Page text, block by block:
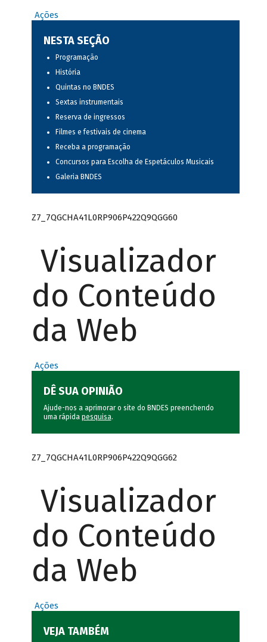
Ações
NESTA SEÇÃO
Programação
História
Quintas no BNDES
Sextas instrumentais
Reserva de ingressos
Filmes e festivais de cinema
Receba a programação
Concursos para Escolha de Espetáculos Musicais
Galeria BNDES
Z7_7QGCHA41L0RP906P422Q9QGG60
Visualizador
do Conteúdo
da Web
Ações
DÊ SUA OPINIÃO
Ajude-nos a aprimorar o site do BNDES preenchendo
uma rápida pesquisa.
Z7_7QGCHA41L0RP906P422Q9QGG62
Visualizador
do Conteúdo
da Web
Ações
VEJA TAMBÉM